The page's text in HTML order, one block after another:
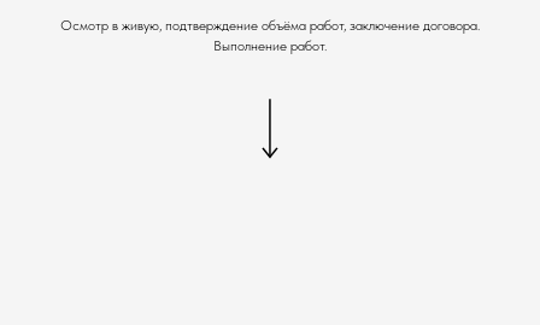
Осмотр в живую, подтверждение объёма работ, заключение договора.
Выполнение работ.